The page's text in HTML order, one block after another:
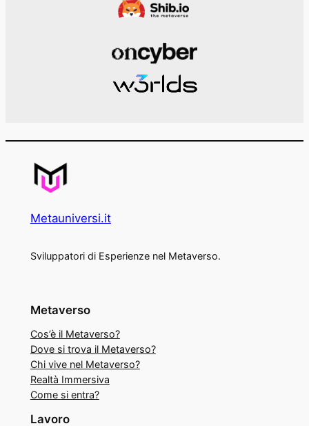
Metauniversi.it
Sviluppatori di Esperienze nel Metaverso.
Metaverso
Cos’è il Metaverso?
Dove si trova il Metaverso?
Chi vive nel Metaverso?
Realtà Immersiva
Come si entra?
Lavoro